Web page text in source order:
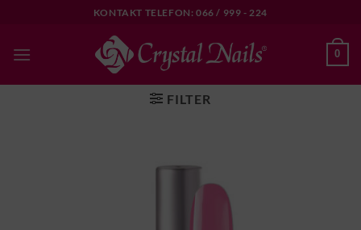
content
KONTAKT TELEFON: 066 / 999 - 224
0
FILTER